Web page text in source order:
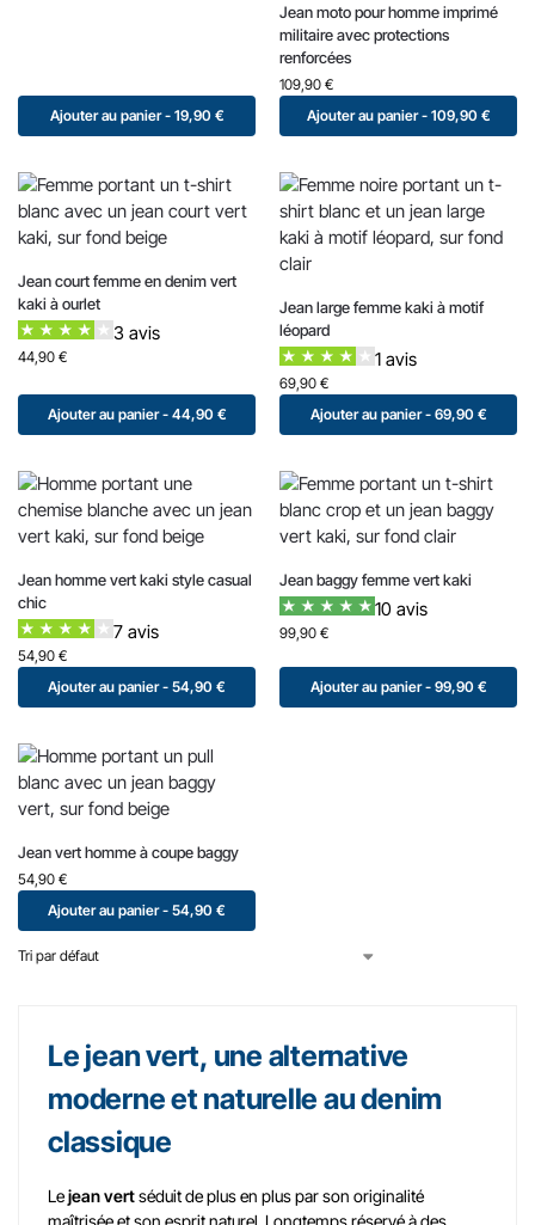
Ajouter au panier - 19,90 €
Jean moto pour homme imprimé
militaire avec protections
renforcées
109,90 €
Ajouter au panier - 109,90 €
Jean court femme en denim vert
kaki à ourlet
3 avis
44,90 €
Ajouter au panier - 44,90 €
Jean large femme kaki à motif
léopard
1 avis
69,90 €
Ajouter au panier - 69,90 €
Jean homme vert kaki style casual
chic
7 avis
54,90 €
Ajouter au panier - 54,90 €
Jean baggy femme vert kaki
10 avis
99,90 €
Ajouter au panier - 99,90 €
Jean vert homme à coupe baggy
54,90 €
Ajouter au panier - 54,90 €
Le jean vert, une alternative
moderne et naturelle au denim
classique
Lejean vertséduit de plus en plus par son originalité